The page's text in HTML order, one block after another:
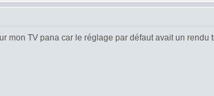
mon TV pana car le réglage par défaut avait un rendu